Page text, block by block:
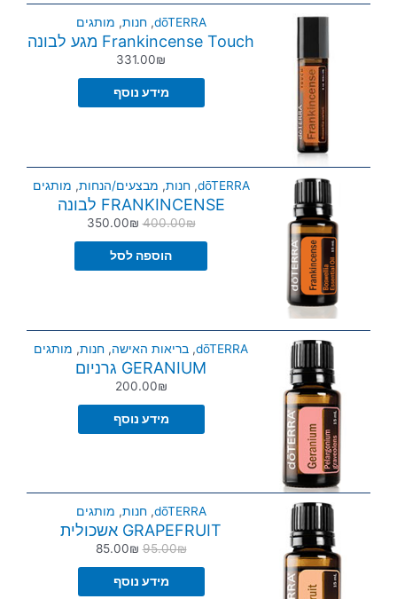
dōTERRA
,חנות, מותגים
Frankincense Touch מגע לבונה
331.00₪
מידע נוסף
dōTERRA
,חנות, מבצעים/הנחות, מותגים
FRANKINCENSE לבונה
400.00₪
350.00₪
הוספה לסל
dōTERRA
, בריאות האישה, חנות, מותגים
GERANIUM גרניום
200.00₪
מידע נוסף
dōTERRA
,חנות, מותגים
GRAPEFRUIT אשכולית
95.00₪
85.00₪
מידע נוסף